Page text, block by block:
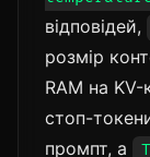
відповідей,
розмір
RAM на
стоп-
промпт, а